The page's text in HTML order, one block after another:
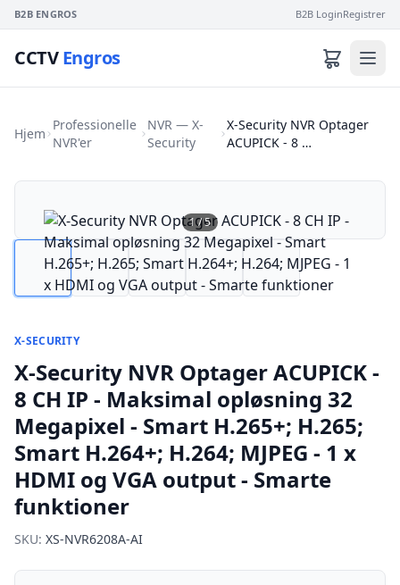
B2B ENGROS B2B LoginRegistrer
CCTVEngros
Hjem
Professionelle
NVR'er
NVR — X-
Security
X-Security NVR Optager
ACUPICK - 8 …
1/5
X-SECURITY
X-Security NVR Optager ACUPICK -
8 CH IP - Maksimal opløsning 32
Megapixel - Smart H.265+; H.265;
Smart H.264+; H.264; MJPEG - 1 x
HDMI og VGA output - Smarte
funktioner
SKU: XS-NVR6208A-AI